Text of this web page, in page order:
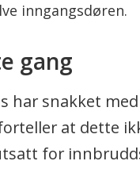
inngangsdøren.
gang
har snakket
at dette
for